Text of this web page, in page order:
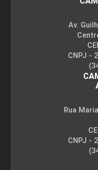
Av.
CNPJ -
Rua
CNPJ -